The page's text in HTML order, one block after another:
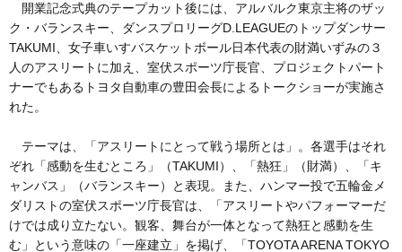
開業記念式典のテープカット後には、アルバルク東京主将のザッ
ク・バランスキー、ダンスプロリーグD.LEAGUEのトップダンサー
TAKUMI、女子車いすバスケットボール日本代表の財満いずみの３
人のアスリートに加え、室伏スポーツ庁長官、プロジェクトパート
ナーでもあるトヨタ自動車の豊田会長によるトークショーが実施さ
れた。
テーマは、「アスリートにとって戦う場所とは」。各選手はそれ
ぞれ「感動を生むところ」（TAKUMI）、「熱狂」（財満）、「キ
ャンバス」（バランスキー）と表現。また、ハンマー投で五輪金メ
ダリストの室伏スポーツ庁長官は、「アスリートやパフォーマーだ
けでは成り立たない。観客、舞台が一体となって熱狂と感動を生
む」という意味の「一座建立」を掲げ、「TOYOTA ARENA TOKYO